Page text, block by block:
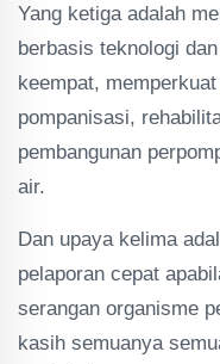
Yang ketiga adalah
berbasis teknologi
keempat,
pompanisasi,
pembangunan
air.
Dan upaya kelima
pelaporan cepat
serangan organisme
kasih semuanya